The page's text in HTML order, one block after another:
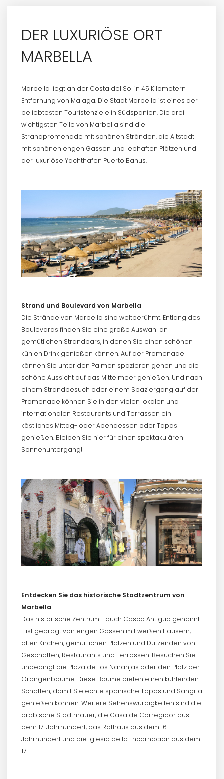
Anzahl der Sterne
Zusätzliche Dienstleistungen
Blicke
DER LUXURIÖSE ORT
MARBELLA
Marbella liegt an der Costa del Sol in 45 Kilometern
Entfernung von Malaga. Die Stadt Marbella ist eines der
beliebtesten Touristenziele in Südspanien. Die drei
wichtigsten Teile von Marbella sind die
Strandpromenade mit schönen Stränden, die Altstadt
mit schönen engen Gassen und lebhaften Plätzen und
der luxuriöse Yachthafen Puerto Banus.
Strand und Boulevard von Marbella
Die Strände von Marbella sind weltberühmt. Entlang des
Boulevards finden Sie eine große Auswahl an
gemütlichen Strandbars, in denen Sie einen schönen
kühlen Drink genießen können. Auf der Promenade
können Sie unter den Palmen spazieren gehen und die
schöne Aussicht auf das Mittelmeer genießen. Und nach
einem Strandbesuch oder einem Spaziergang auf der
Promenade können Sie in den vielen lokalen und
internationalen Restaurants und Terrassen ein
köstliches Mittag- oder Abendessen oder Tapas
genießen. Bleiben Sie hier für einen spektakulären
Sonnenuntergang!
Entdecken Sie das historische Stadtzentrum von
Marbella
Das historische Zentrum - auch Casco Antiguo genannt
- ist geprägt von engen Gassen mit weißen Häusern,
alten Kirchen, gemütlichen Plätzen und Dutzenden von
Geschäften, Restaurants und Terrassen. Besuchen Sie
unbedingt die Plaza de Los Naranjas oder den Platz der
Orangenbäume. Diese Bäume bieten einen kühlenden
Schatten, damit Sie echte spanische Tapas und Sangria
genießen können. Weitere Sehenswürdigkeiten sind die
arabische Stadtmauer, die Casa de Corregidor aus
dem 17. Jahrhundert, das Rathaus aus dem 16.
Jahrhundert und die Iglesia de la Encarnacion aus dem
17.